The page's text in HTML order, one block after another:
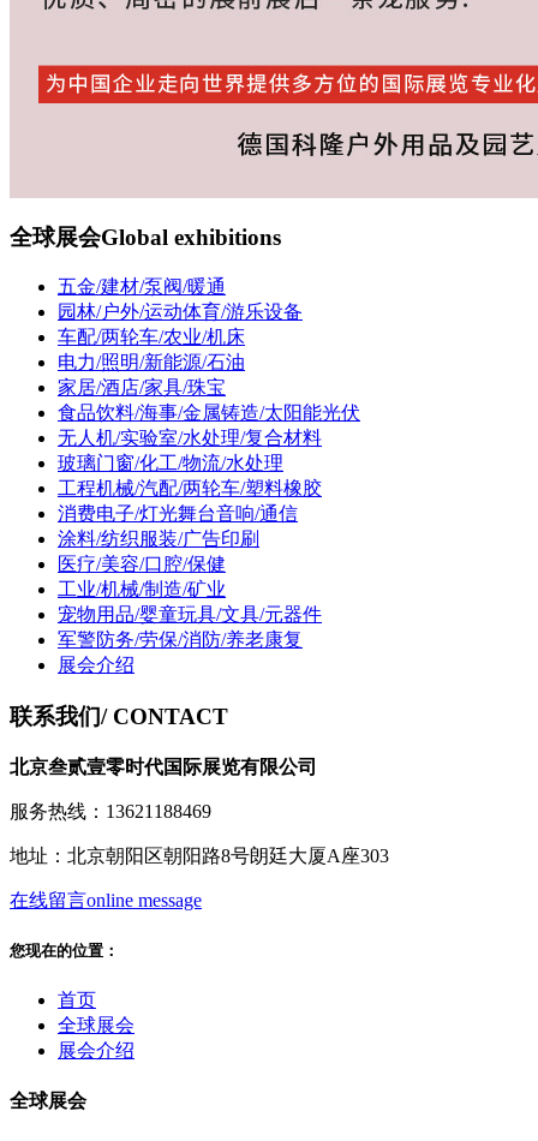
全球展会Global exhibitions
五金/建材/泵阀/暖通
园林/户外/运动体育/游乐设备
车配/两轮车/农业/机床
电力/照明/新能源/石油
家居/酒店/家具/珠宝
食品饮料/海事/金属铸造/太阳能光伏
无人机/实验室/水处理/复合材料
玻璃门窗/化工/物流/水处理
工程机械/汽配/两轮车/塑料橡胶
消费电子/灯光舞台音响/通信
涂料/纺织服装/广告印刷
医疗/美容/口腔/保健
工业/机械/制造/矿业
宠物用品/婴童玩具/文具/元器件
军警防务/劳保/消防/养老康复
展会介绍
联系我们/ CONTACT
北京叁贰壹零时代国际展览有限公司
服务热线：13621188469
地址：北京朝阳区朝阳路8号朗廷大厦A座303
在线留言online message
您现在的位置：
首页
全球展会
展会介绍
全球展会